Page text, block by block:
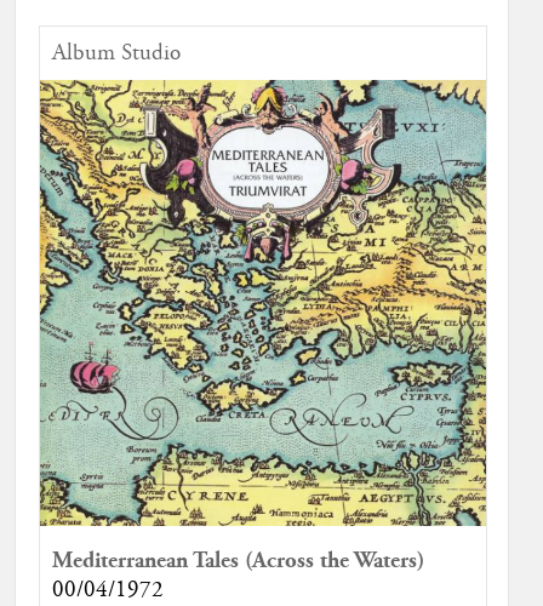
Album Studio
Mediterranean Tales (Across the Waters)
00/04/1972